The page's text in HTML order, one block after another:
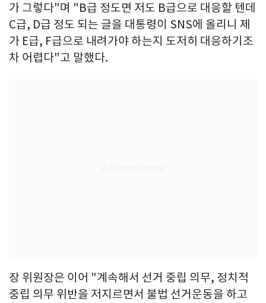
가 그렇다"며 "B급 정도면 저도 B급으로 대응할 텐데
C급, D급 정도 되는 글을 대통령이 SNS에 올리니 제
가 E급, F급으로 내려가야 하는지 도저히 대응하기조
차 어렵다"고 말했다.
장 위원장은 이어 "계속해서 선거 중립 의무, 정치적
중립 의무 위반을 저지르면서 불법 선거운동을 하고